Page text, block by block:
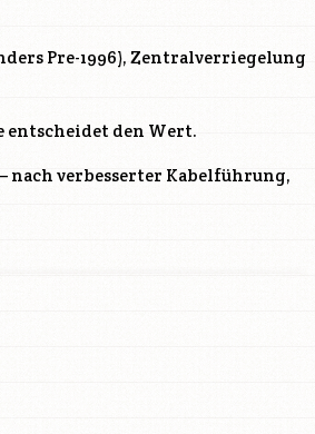
Pre-1996), Zentralverriegelung
entscheidet den Wert.
nach verbesserter Kabelführung,